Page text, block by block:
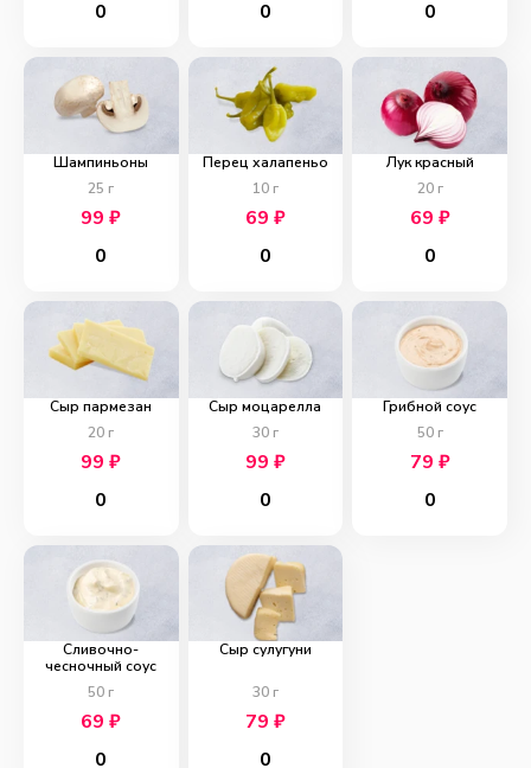
0
0
0
Шампиньоны
25 г
99₽
0
Перец халапеньо
10г
69 ₽
0
Лук красный
20г
69 ₽
0
Сыр пармезан
20 г
99₽
0
Сыр моцарелла
30г
99 ₽
0
Грибной соус
50г
79 ₽
0
Сливочно-
чесночный соус
50 г
69₽
0
Сыр сулугуни
30г
79 ₽
0